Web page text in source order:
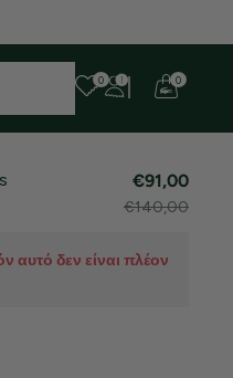
0 0
€91,00
€140,00
αυτό δεν είναι πλέον